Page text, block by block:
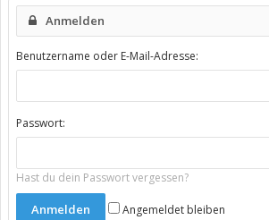
Anmelden
Benutzername oder E-Mail-Adresse:
Passwort:
Hast du dein Passwort vergessen?
Angemeldet bleiben